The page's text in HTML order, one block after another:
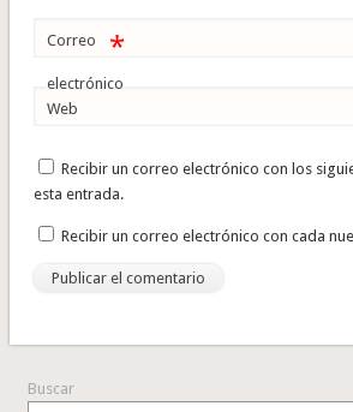
Correo
electrónico
*
Web
Recibir un correo electrónico con los
esta entrada.
Recibir un correo electrónico con cada
Buscar